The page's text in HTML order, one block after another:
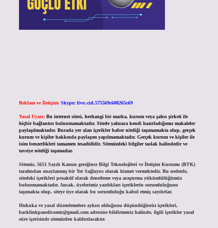
Reklam ve İletişim: Skype: live:.cid.575569c608265c69
Yasal Uyarı: Bu internet sitesi, herhangi bir marka, kurum veya şahıs şirketi ile
hiçbir bağlantısı bulunmamaktadır. Sitede yalnızca kendi hazırladığımız makaleler
paylaşılmaktadır. Burada yer alan içerikler haber niteliği taşımamakta olup, gerçek
kurum ve kişiler hakkında paylaşım yapılmamaktadır. Gerçek kurum ve kişiler ile
isim benzerlikleri tamamen tesadüfidir. Sitemizdeki bilgiler taslak halindedir ve
tavsiye niteliği taşımazlar.
Sitemiz, 5651 Sayılı Kanun gereğince Bilgi Teknolojileri ve İletişim Kurumu (BTK)
tarafından onaylanmış bir Yer Sağlayıcı olarak hizmet vermektedir. Bu nedenle,
sitedeki içerikleri proaktif olarak denetleme veya araştırma yükümlülüğümüz
bulunmamaktadır. Ancak, üyelerimiz yazdıkları içeriklerin sorumluluğunu
taşımakta olup, siteye üye olarak bu sorumluluğu kabul etmiş sayılırlar.
Hukuka ve yasal düzenlemelere aykırı olduğunu düşündüğünüz içerikleri,
backlinkpanelicomtr@gmail.comadresine bildirmeniz halinde, ilgili içerikler yasal
süre içerisinde sitemizden kaldırılacaktır.